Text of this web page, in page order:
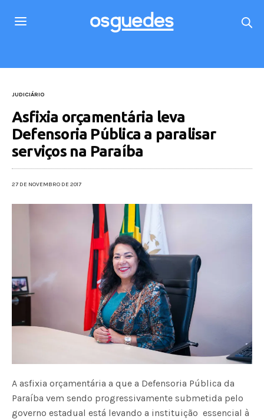
JUDICIÁRIO
Asfixia orçamentária leva
Defensoria Pública a paralisar
serviços na Paraíba
27 DE NOVEMBRO DE 2017
A asfixia orçamentária a que a Defensoria Pública da
Paraíba vem sendo progressivamente submetida pelo
governo estadual está levando a instituição  essencial à